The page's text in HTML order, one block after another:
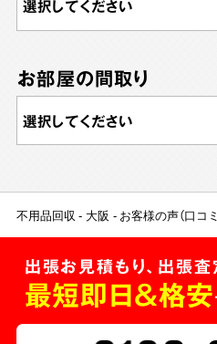
お部屋の間取り
不用品回収 大阪 お客様の声（口コミ
出張お見積もり、出張
最短即日＆格安